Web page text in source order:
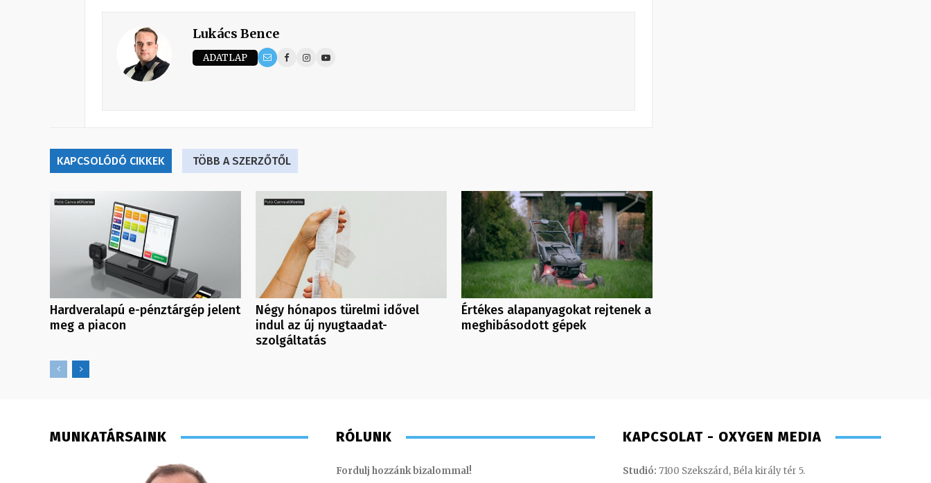
Lukács Bence
ADATLAP
KAPCSOLÓDÓ CIKKEK TÖBB A SZERZŐTŐL
Hardveralapú e-pénztárgép jelent
meg a piacon
Négy hónapos türelmi idővel
indul az új nyugtaadat-
szolgáltatás
Értékes alapanyagokat rejtenek a
meghibásodott gépek
MUNKATÁRSAINK RÓLUNK
Fordulj hozzánk bizalommal!
KAPCSOLAT - OXYGEN MEDIA
Studió: 7100 Szekszárd, Béla király tér 5.